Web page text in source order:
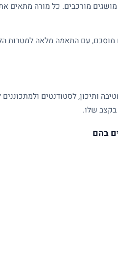
מורכבים. כל מורה מתאים
עם התאמה מלאה למטרות
בקצב שלו.
בהם